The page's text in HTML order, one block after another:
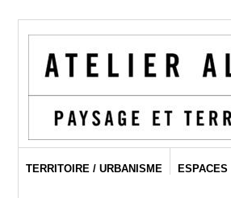
TERRITOIRE / URBANISME